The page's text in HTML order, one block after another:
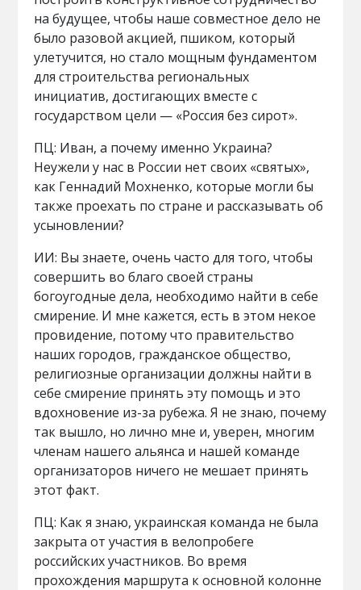
на будущее, чтобы наше совместное дело не
было разовой акцией, пшиком, который
улетучится, но стало мощным фундаментом
для строительства региональных
инициатив, достигающих вместе с
государством цели — «Россия без сирот».
ПЦ: Иван, а почему именно Украина?
Неужели у нас в России нет своих «святых»,
как Геннадий Мохненко, которые могли бы
также проехать по стране и рассказывать об
усыновлении?
ИИ: Вы знаете, очень часто для того, чтобы
совершить во благо своей страны
богоугодные дела, необходимо найти в себе
смирение. И мне кажется, есть в этом некое
провидение, потому что правительство
наших городов, гражданское общество,
религиозные организации должны найти в
себе смирение принять эту помощь и это
вдохновение из-за рубежа. Я не знаю, почему
так вышло, но лично мне и, уверен, многим
членам нашего альянса и нашей команде
организаторов ничего не мешает принять
этот факт.
ПЦ: Как я знаю, украинская команда не была
закрыта от участия в велопробеге
российских участников. Во время
прохождения маршрута к основной колонне